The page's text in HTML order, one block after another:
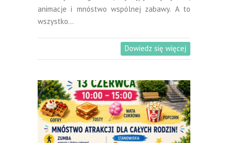
animacje i mnóstwo wspólnej zabawy. A to
wszystko…
Dowiedz się więcej